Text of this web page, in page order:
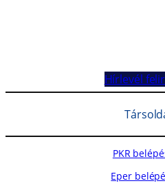
Hírlevél
PKR
Eper